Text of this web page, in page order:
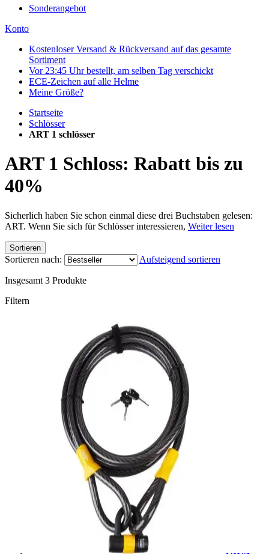
Sonderangebot
Konto
Kostenloser Versand & Rückversand auf das gesamte
Sortiment
Vor 23:45 Uhr bestellt, am selben Tag verschickt
ECE-Zeichen auf alle Helme
Meine Größe?
Startseite
Schlösser
ART 1 schlösser
ART 1 Schloss: Rabatt bis zu
40%
Sicherlich haben Sie schon einmal diese drei Buchstaben gelesen:
ART. Wenn Sie sich für Schlösser interessieren, Weiter lesen
Sortieren
Sortieren nach: Aufsteigend sortieren
Insgesamt 3 Produkte
Filtern